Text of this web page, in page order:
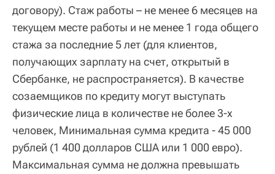
договору). Стаж работы – не менее 6 месяцев на
текущем месте работы и не менее 1 года общего
стажа за последние 5 лет (для клиентов,
получающих зарплату на счет, открытый в
Сбербанке, не распространяется). В качестве
созаемщиков по кредиту могут выступать
физические лица в количестве не более 3-х
человек, Минимальная сумма кредита - 45 000
рублей (1 400 долларов США или 1 000 евро).
Максимальная сумма не должна превышать